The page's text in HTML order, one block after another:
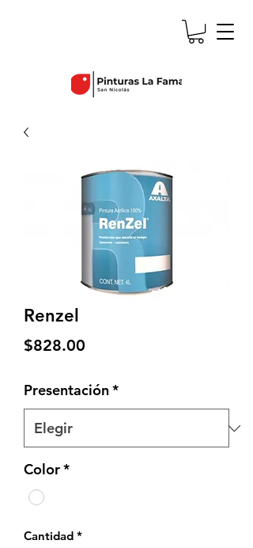
Renzel
$828.00
Presentación*
Color*
Cantidad *